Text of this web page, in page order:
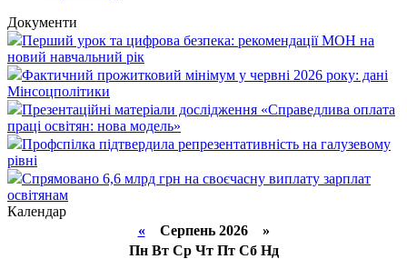
Документи
Перший урок та цифрова безпека: рекомендації МОН на
новий навчальний рік
Фактичний прожитковий мінімум у червні 2026 року: дані
Мінсоцполітики
Презентаційні матеріали дослідження «Справедлива оплата
праці освітян: нова модель»
Профспілка підтвердила репрезентативність на галузевому
рівні
Спрямовано 6,6 млрд грн на своєчасну виплату зарплат
освітянам
Календар
«Серпень 2026 »
Пн Вт Ср Чт Пт Сб Нд